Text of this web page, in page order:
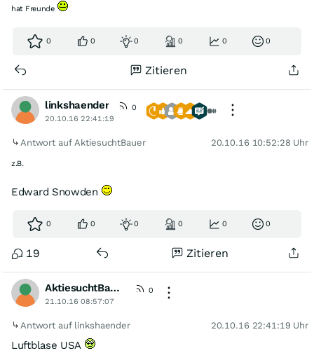
hat Freunde
0 0 0 0 0 0
Zitieren
linkshaender
0
20.10.16 22:41:19
Antwort auf AktiesuchtBauer 20.10.16 10:52:28 Uhr
z.B.
Edward Snowden
0 0 0 0 0 0
19 Zitieren
AktiesuchtBauer
0
21.10.16 08:57:07
Antwort auf linkshaender 20.10.16 22:41:19 Uhr
Luftblase USA